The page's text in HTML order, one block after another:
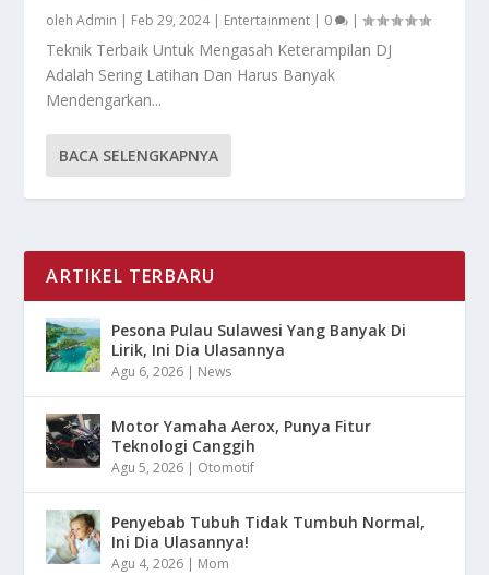
olehAdmin | Feb 29, 2024| Entertainment | 0 |
Teknik Terbaik Untuk Mengasah Keterampilan DJ
Adalah Sering Latihan Dan Harus Banyak
Mendengarkan...
BACA SELENGKAPNYA
ARTIKEL TERBARU
Pesona Pulau Sulawesi Yang Banyak Di
Lirik, Ini Dia Ulasannya
Agu 6, 2026 | News
Motor Yamaha Aerox, Punya Fitur
Teknologi Canggih
Agu 5, 2026 | Otomotif
Penyebab Tubuh Tidak Tumbuh Normal,
Ini Dia Ulasannya!
Agu 4, 2026 | Mom